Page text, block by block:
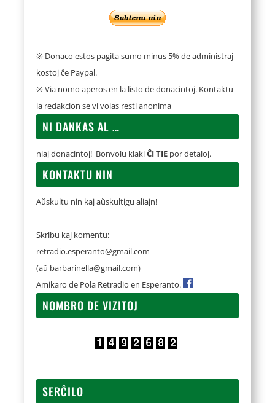
※ Donaco estos pagita sumo minus 5% de administraj
kostoj ĉe Paypal.
※ Via nomo aperos en la listo de donacintoj. Kontaktu
la redakcion se vi volas resti anonima
NI DANKAS AL …
niaj donacintoj! Bonvolu klakiĈI TIE por detaloj.
KONTAKTU NIN
Aŭskultu nin kaj aŭskultigu aliajn!
Skribu kaj komentu:
retradio.esperanto@gmail.com
(aŭ barbarinella@gmail.com)
Amikaro de Pola Retradio en Esperanto.
NOMBRO DE VIZITOJ
SERĈILO